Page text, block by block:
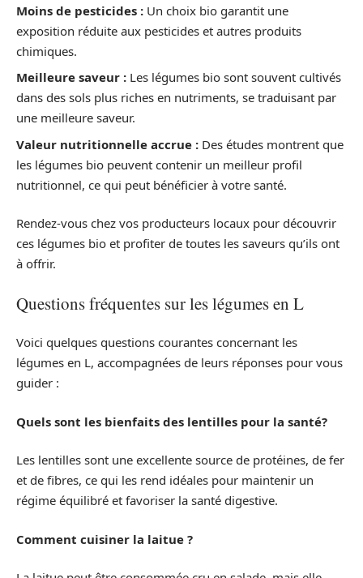
Moins de pesticides : Un choix bio garantit une
exposition réduite aux pesticides et autres produits
chimiques.
Meilleure saveur : Les légumes bio sont souvent cultivés
dans des sols plus riches en nutriments, se traduisant par
une meilleure saveur.
Valeur nutritionnelle accrue : Des études montrent que
les légumes bio peuvent contenir un meilleur profil
nutritionnel, ce qui peut bénéficier à votre santé.
Rendez-vous chez vos producteurs locaux pour découvrir
ces légumes bio et profiter de toutes les saveurs qu’ils ont
à offrir.
Questions fréquentes sur les légumes en L
Voici quelques questions courantes concernant les
légumes en L, accompagnées de leurs réponses pour vous
guider :
Quels sont les bienfaits des lentilles pour la santé?
Les lentilles sont une excellente source de protéines, de fer
et de fibres, ce qui les rend idéales pour maintenir un
régime équilibré et favoriser la santé digestive.
Comment cuisiner la laitue ?